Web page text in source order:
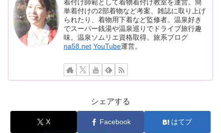
着付け師範として着物着付け教室を運営。簡
単着付けの2部着物など考案、雑誌に取り上げ
られたり、着物用下着など監修者。温泉好き
でスーパー銭湯や温泉巡りでドライブ旅行趣
味。温泉ソムリエ資格取得。旅系ブログ
na58.net YouTube運営。
シェアする
X Facebook はてブ